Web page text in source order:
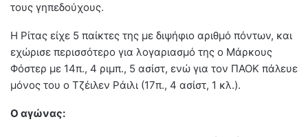
τους γηπεδούχους.
Η Ρίτας είχε 5 παίκτες της με διψήφιο αριθμό πόντων, και
εχώρισε περισσότερο για λογαριασμό της ο Μάρκους
Φόστερ με 14π., 4 ριμπ., 5 ασίστ, ενώ για τον ΠΑΟΚ πάλευε
μόνος του ο Τζέιλεν Ράιλι (17π., 4 ασίστ, 1 κλ.).
Ο αγώνας: